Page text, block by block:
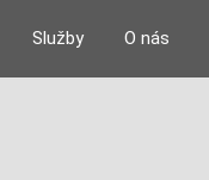
Služby O nás